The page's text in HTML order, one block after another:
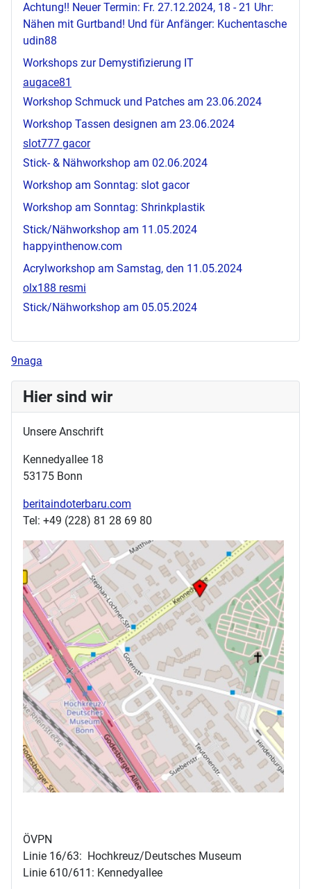
Achtung!! Neuer Termin: Fr. 27.12.2024, 18 - 21 Uhr:
Nähen mit Gurtband! Und für Anfänger: Kuchentasche
udin88
Workshops zur Demystifizierung IT
augace81
Workshop Schmuck und Patches am 23.06.2024
Workshop Tassen designen am 23.06.2024
slot777 gacor
Stick- & Nähworkshop am 02.06.2024
Workshop am Sonntag: slot gacor
Workshop am Sonntag: Shrinkplastik
Stick/Nähworkshop am 11.05.2024
happyinthenow.com
Acrylworkshop am Samstag, den 11.05.2024
olx188 resmi
Stick/Nähworkshop am 05.05.2024
9naga
Hier sind wir
Unsere Anschrift
Kennedyallee 18
53175 Bonn
beritaindoterbaru.com
Tel: +49 (228) 81 28 69 80
ÖVPN
Linie 16/63: Hochkreuz/Deutsches Museum
Linie 610/611: Kennedyallee